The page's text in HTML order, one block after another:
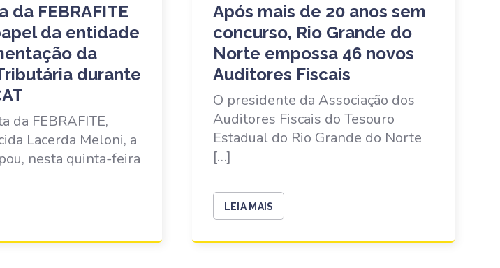
da FEBRAFITE
da entidade
da
durante
da FEBRAFITE,
Lacerda Meloni, a
nesta quinta-feira
Após mais de 20 anos sem
concurso, Rio Grande do
Norte empossa 46 novos
Auditores Fiscais
O presidente da Associação dos
Auditores Fiscais do Tesouro
Estadual do Rio Grande do Norte
[…]
LEIA MAIS